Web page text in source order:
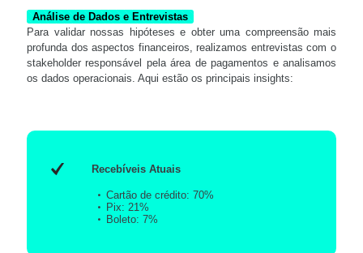
Análise de Dados e Entrevistas
Para validar nossas hipóteses e obter uma compreensão mais
profunda dos aspectos financeiros, realizamos entrevistas com o
stakeholder responsável pela área de pagamentos e analisamos
os dados operacionais. Aqui estão os principais insights:
Recebíveis Atuais
Cartão de crédito: 70%
Pix: 21%
Boleto: 7%